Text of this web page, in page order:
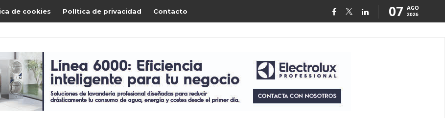
de cookies Política de privacidad Contacto 07 AGO
2026